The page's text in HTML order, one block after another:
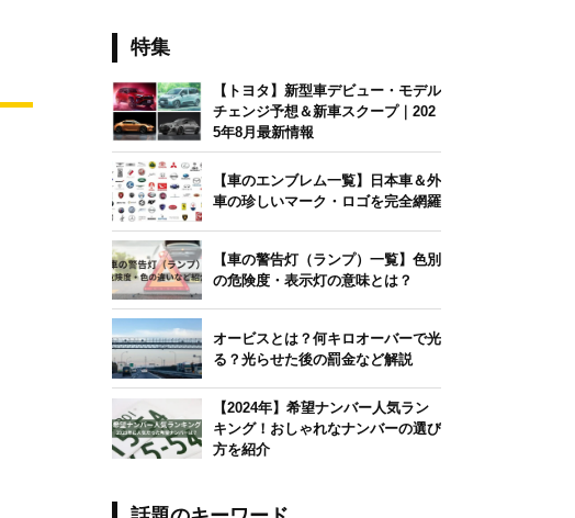
特集
【トヨタ】新型車デビュー・モデル
チェンジ予想＆新車スクープ｜202
5年8月最新情報
【車のエンブレム一覧】日本車＆外
車の珍しいマーク・ロゴを完全網羅
【車の警告灯（ランプ）一覧】色別
の危険度・表示灯の意味とは？
オービスとは？何キロオーバーで光
る？光らせた後の罰金など解説
【2024年】希望ナンバー人気ラン
キング！おしゃれなナンバーの選び
方を紹介